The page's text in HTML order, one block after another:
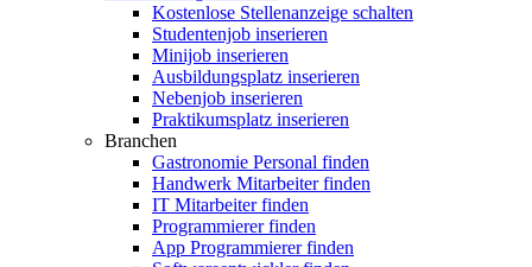
Kostenlose Stellenanzeige schalten
Studentenjob inserieren
Minijob inserieren
Ausbildungsplatz inserieren
Nebenjob inserieren
Praktikumsplatz inserieren
Branchen
Gastronomie Personal finden
Handwerk Mitarbeiter finden
IT Mitarbeiter finden
Programmierer finden
App Programmierer finden